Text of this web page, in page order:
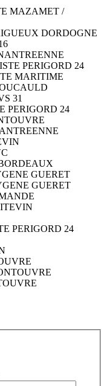
MAZAMET /
DORDOGNE
PERIGORD 24
MARITIME
31
PERIGORD 24
GUERET
GUERET
PERIGORD 24